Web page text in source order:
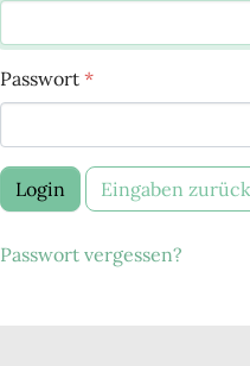
Passwort *
Login Eingaben
Passwort vergessen?